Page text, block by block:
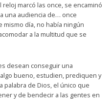
marcó las once, se encaminó
una audiencia de… once
día, no había ningún
a la multitud que se
desean conseguir una
bueno, estudien, prediquen y
palabra de Dios, el único que
y de bendecir a las gentes en